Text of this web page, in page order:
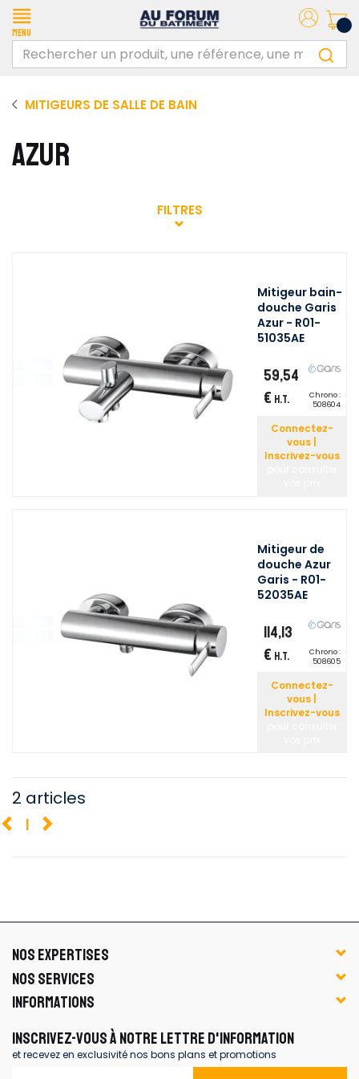
Menu
MITIGEURS DE SALLE DE BAIN
AZUR
FILTRES
Mitigeur bain-
douche Garis
Azur - R01-
51035AE
59,54
€ H.T.
Chrono :
508604
Connectez-
vous |
Inscrivez-vous
Mitigeur de
douche Azur
Garis - R01-
52035AE
114,13
€ H.T.
Chrono :
508605
Connectez-
vous |
Inscrivez-vous
2 articles
1
NOS EXPERTISES
NOS SERVICES
INFORMATIONS
INSCRIVEZ-VOUS À NOTRE LETTRE D'INFORMATION
et recevez en exclusivité nos bons plans et promotions